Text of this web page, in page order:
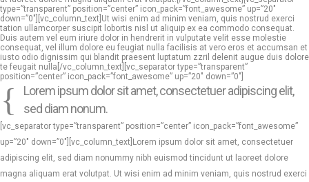
type=”transparent” position=”center” icon_pack=”font_awesome” up=”20″
down=”0″][vc_column_text]Ut wisi enim ad minim veniam, quis nostrud exerci
tation ullamcorper suscipit lobortis nisl ut aliquip ex ea commodo consequat.
Duis autem vel eum iriure dolor in hendrerit in vulputate velit esse molestie
consequat, vel illum dolore eu feugiat nulla facilisis at vero eros et accumsan et
iusto odio dignissim qui blandit praesent luptatum zzril delenit augue duis dolore
te feugait nulla[/vc_column_text][vc_separator type=”transparent”
position=”center” icon_pack=”font_awesome” up=”20″ down=”0″]
Lorem ipsum dolor sit amet, consectetuer adipiscing elit,
sed diam nonum.
[vc_separator type=”transparent” position=”center” icon_pack=”font_awesome”
up=”20″ down=”0″][vc_column_text]Lorem ipsum dolor sit amet, consectetuer
adipiscing elit, sed diam nonummy nibh euismod tincidunt ut laoreet dolore
magna aliquam erat volutpat. Ut wisi enim ad minim veniam, quis nostrud exerci